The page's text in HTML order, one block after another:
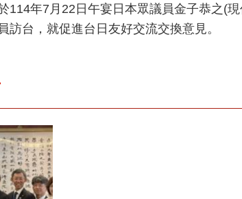
114年7月22日午宴日本眾議員金子恭之(
訪台，就促進台日友好交流交換意見。